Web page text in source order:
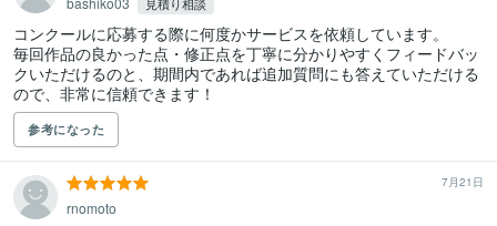
コンクールに応募する際に何度かサービスを依頼しています。
毎回作品の良かった点・修正点を丁寧に分かりやすくフィードバッ
クいただけるのと、期間内であれば追加質問にも答えていただける
ので、非常に信頼できます！
参考になった
7月21日
rnomoto